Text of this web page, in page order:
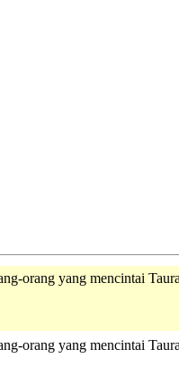
orang yang mencintai
orang yang mencintai